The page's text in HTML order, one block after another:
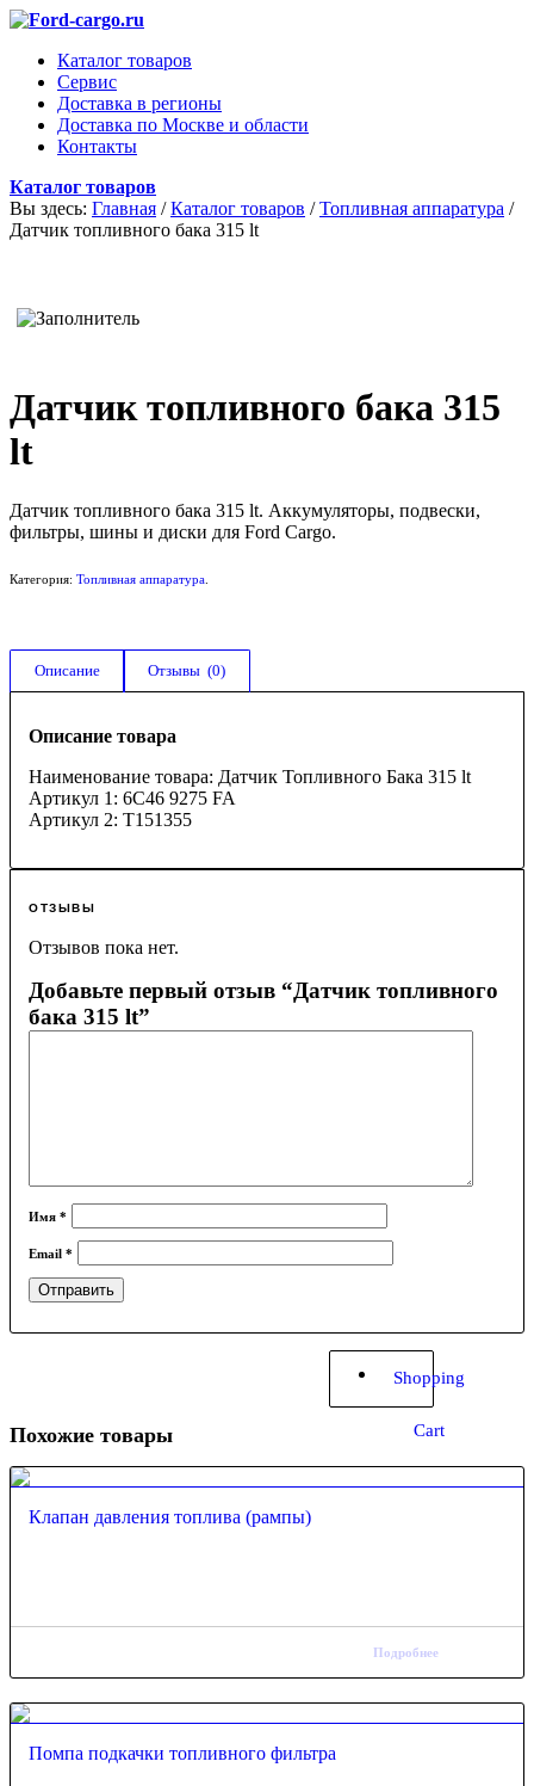
Shopping
Cart
Каталог товаров
Сервис
Доставка в регионы
Доставка по Москве и области
Контакты
Каталог товаров
Вы здесь: Главная / Каталог товаров / Топливная аппаратура /
Датчик топливного бака 315 lt
Датчик топливного бака 315
lt
Датчик топливного бака 315 lt. Аккумуляторы, подвески,
фильтры, шины и диски для Ford Cargo.
Категория: Топливная аппаратура
Описание Отзывы  (0)
Описание товара
Наименование товара: Датчик Топливного Бака 315 lt
Артикул 1: 6C46 9275 FA
Артикул 2: T151355
ОТЗЫВЫ
Отзывов пока нет.
Добавьте первый отзыв “Датчик топливного
бака 315 lt”
Имя *
Email *
Похожие товары
Клапан давления топлива (рампы)
Подробнее
Помпа подкачки топливного фильтра